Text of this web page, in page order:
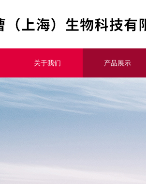
关于我们 产品展示